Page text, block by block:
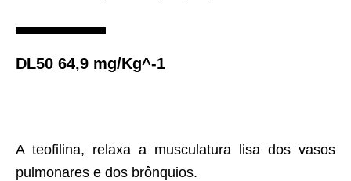
DL50 64,9 mg/Kg^-1
A teofilina, relaxa a musculatura lisa dos vasos
pulmonares e dos brônquios.